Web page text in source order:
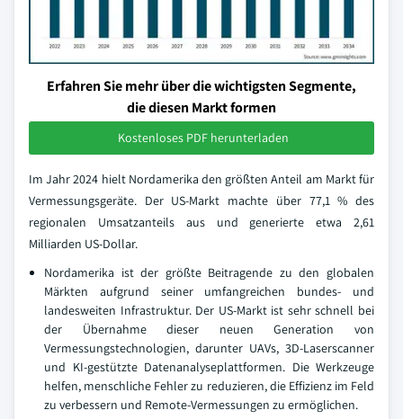
Erfahren Sie mehr über die wichtigsten Segmente,
die diesen Markt formen
Kostenloses PDF herunterladen
Im Jahr 2024 hielt Nordamerika den größten Anteil am Markt für
Vermessungsgeräte. Der US-Markt machte über 77,1 % des
regionalen Umsatzanteils aus und generierte etwa 2,61
Milliarden US-Dollar.
Nordamerika ist der größte Beitragende zu den globalen
Märkten aufgrund seiner umfangreichen bundes- und
landesweiten Infrastruktur. Der US-Markt ist sehr schnell bei
der Übernahme dieser neuen Generation von
Vermessungstechnologien, darunter UAVs, 3D-Laserscanner
und KI-gestützte Datenanalyseplattformen. Die Werkzeuge
helfen, menschliche Fehler zu reduzieren, die Effizienz im Feld
zu verbessern und Remote-Vermessungen zu ermöglichen.